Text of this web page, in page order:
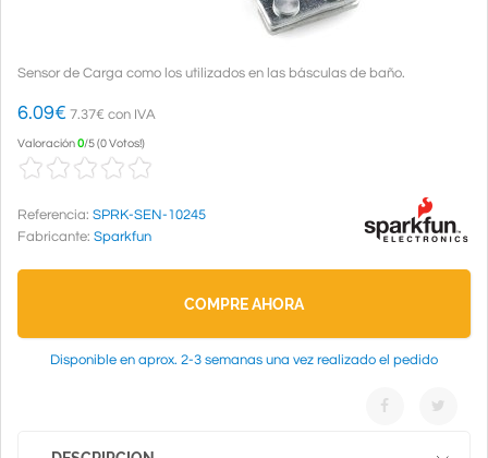
Sensor de Carga como los utilizados en las básculas de baño.
6.09€ 7.37€ con IVA
Valoración0/5(0 Votos!)
Referencia: SPRK-SEN-10245
Fabricante: Sparkfun
COMPRE AHORA
Disponible en aprox. 2-3 semanas una vez realizado el pedido